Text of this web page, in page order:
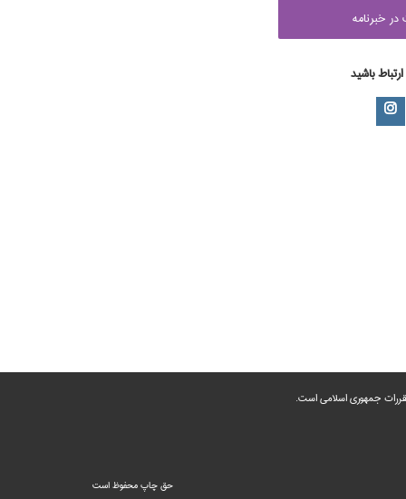
خبرنامه
باشید
جمهوری اسلامی است.
حق چاپ محفوظ است